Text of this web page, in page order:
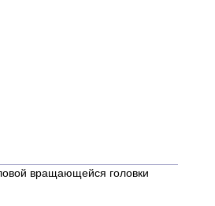
вращающейся головки